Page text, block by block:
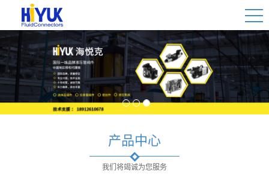
1 2 3
产品中心
我们将竭诚为您服务